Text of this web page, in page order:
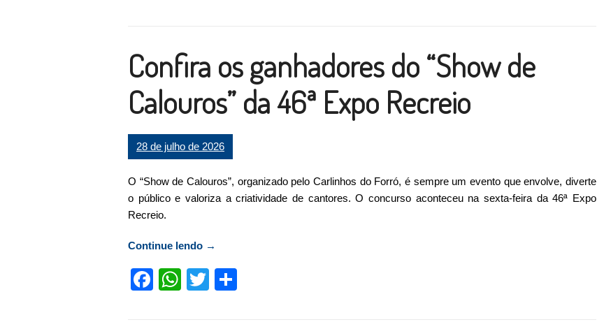
Confira os ganhadores do “Show de
Calouros” da 46ª Expo Recreio
28 de julho de 2026
O “Show de Calouros”, organizado pelo Carlinhos do Forró, é sempre um evento que envolve, diverte
o público e valoriza a criatividade de cantores. O concurso aconteceu na sexta-feira da 46ª Expo
Recreio.
Continue lendo “Confira os ganhadores do “Show de Calouros” da 46ª Expo Recreio”
→
Facebook
WhatsApp
Twitter